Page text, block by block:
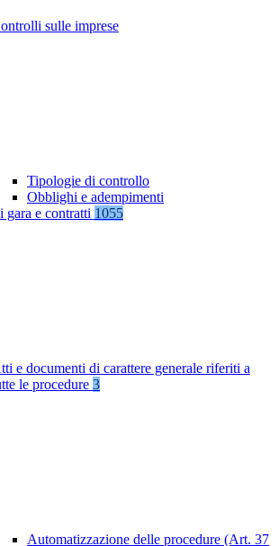
sulle imprese
Tipologie di controllo
Obblighi e adempimenti
gara e contratti 1055
e documenti di carattere generale riferiti a
le procedure 3
Automatizzazione delle procedure (Art. 37